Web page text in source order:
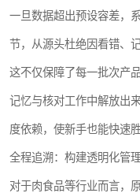
一旦数据超出预设容差，
节，从源头杜绝因看错、
这不仅保障了每一批次产
记忆与核对工作中解放出
度依赖，使新手也能快速
全程追溯：构建透明化管
对于肉食品等行业而言，